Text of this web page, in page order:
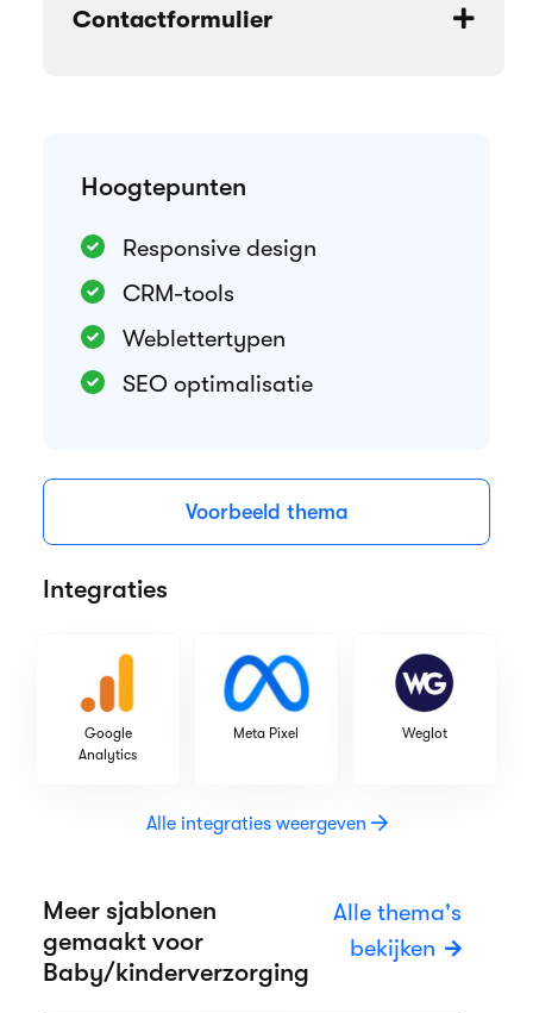
Contactformulier
Hoogtepunten
Responsive design
CRM-tools
Weblettertypen
SEO optimalisatie
Voorbeeld thema
Integraties
Google
Analytics
Meta Pixel Weglot
Alle integraties weergeven
Meer sjablonen
gemaakt voor
Baby/kinderverzorging
Alle thema's
bekijken